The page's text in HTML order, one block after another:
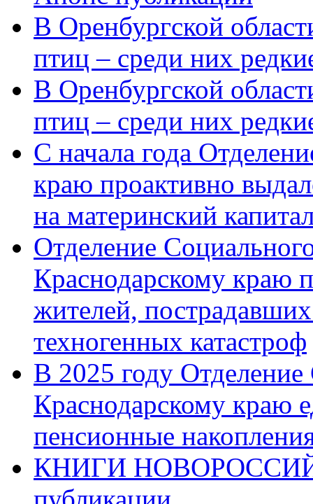
В Оренбургской
птиц – среди них
В Оренбургской
птиц – среди них
С начала года
краю проактивно
на материнский
Отделение
Краснодарскому краю
жителей,
техногенных катастроф
В 2025 году
Краснодарскому краю
пенсионные
КНИГИ